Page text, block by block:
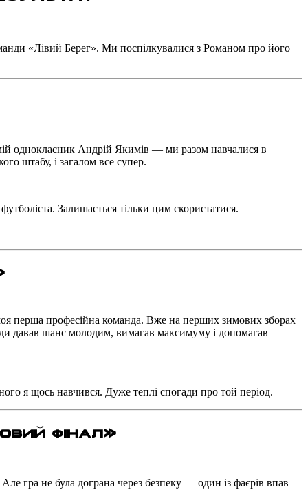
«Лівий Берег». Ми поспілкувалися з Романом про його
однокласник Андрій Якимів — ми разом навчалися в
штабу, і загалом все супер.
Залишається тільки цим скористатися.
перша професійна команда. Вже на перших зимових зборах
давав шанс молодим, вимагав максимуму і допомагав
я щось навчився. Дуже теплі спогади про той період.
фінал»
гра не була дограна через безпеку — один із фаєрів впав